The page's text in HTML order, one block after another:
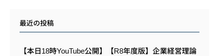
最近の投稿
【本日18時YouTube公開】【R8年度版】企業経営理論